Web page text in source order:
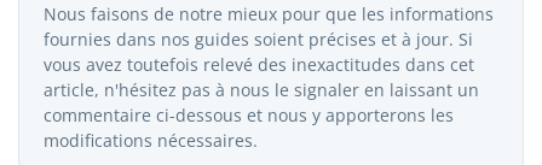
Nous faisons de notre mieux pour que les informations
fournies dans nos guides soient précises et à jour. Si
vous avez toutefois relevé des inexactitudes dans cet
article, n'hésitez pas à nous le signaler en laissant un
commentaire ci-dessous et nous y apporterons les
modifications nécessaires.